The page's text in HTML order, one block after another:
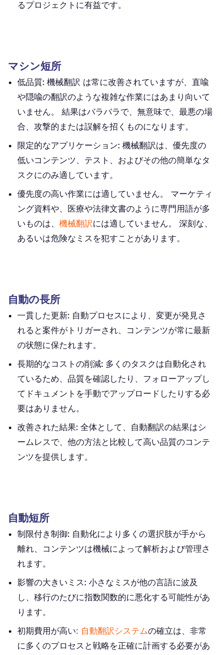
るプロジェクトに有益です。
マシン短所
低品質: 機械翻訳 は常に改善されていますが、直喩
や隠喩の翻訳のような複雑な作業にはあまり向いて
いません。 結果はバラバラで、無意味で、最悪の場
合、攻撃的または誤解を招くものになります。
限定的なアプリケーション: 機械翻訳は、優先度の
低いコンテンツ、テスト、およびその他の簡単なタ
スクにのみ適しています。
優先度の高い作業には適していません。
マーケティ
ング資料や、医療や法律文書のように専門用語が多
いものは、機械翻訳には適していません。 深刻な、
あるいは危険なミスを犯すことがあります。
自動の長所
一貫した更新: 自動プロセスにより、変更が発見さ
れると案件がトリガーされ、コンテンツが常に最新
の状態に保たれます。
長期的なコストの削減: 多くのタスクは自動化され
ているため、品質を確認したり、フォローアップし
てドキュメントを手動でアップロードしたりする必
要はありません。
改善された結果: 全体として、自動翻訳の結果はシ
ームレスで、他の方法と比較して高い品質のコンテ
ンツを提供します。
自動短所
制限付き制御: 自動化により多くの選択肢が手から
離れ、コンテンツは機械によって解析および管理さ
れます。
影響の大きいミス: 小さなミスが他の言語に波及
し、移行のたびに指数関数的に悪化する可能性があ
ります。
初期費用が高い: 自動翻訳システムの確立は、非常
に多くのプロセスと戦略を正確に計画する必要があ